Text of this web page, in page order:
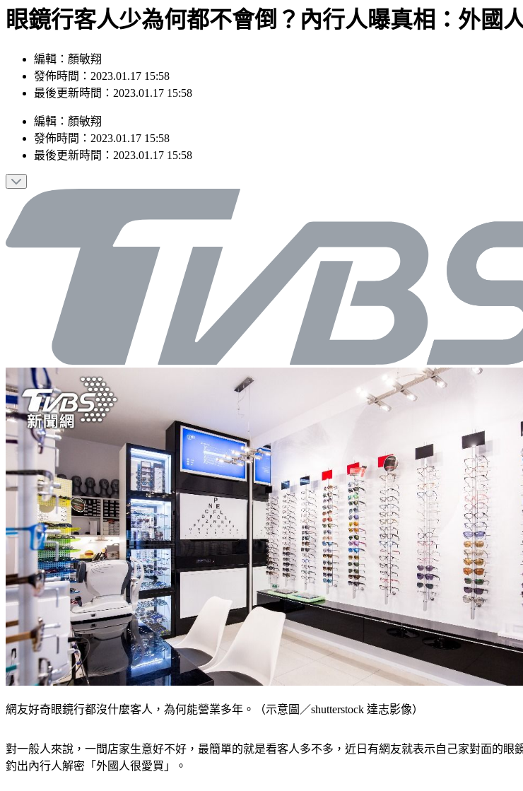
眼鏡行客人少為何都不會倒？內行人曝真相：外國
編輯：顏敏翔
發佈時間：2023.01.17 15:58
最後更新時間：2023.01.17 15:58
編輯 ： 顏敏翔
發佈時間： 2023.01.17 15:58
最後更新時間： 2023.01.17 15:58
網友好奇眼鏡行都沒什麼客人，為何能營業多年。（示意圖／shutterstock 達志影像）
對一般人來說，一間店家生意好不好，最簡單的就是看客人多不多，近日有網友就表示自己家對面的
釣出內行人解密「外國人很愛買」。